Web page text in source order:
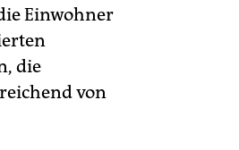
Einwohner
die
von